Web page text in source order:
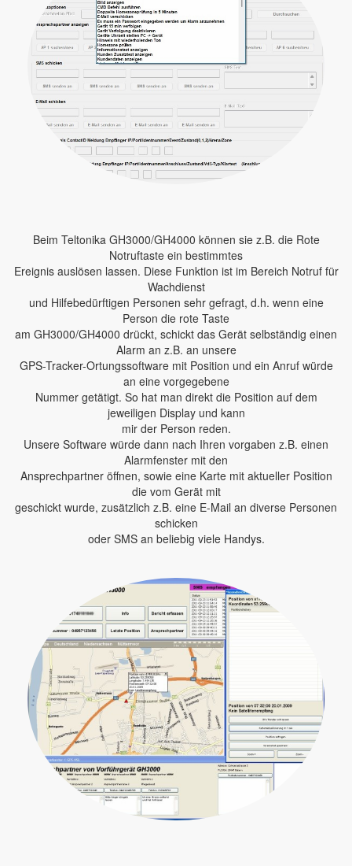
Beim Teltonika GH3000/GH4000 können sie z.B. die Rote
Notruftaste ein bestimmtes
Ereignis auslösen lassen. Diese Funktion ist im Bereich Notruf für
Wachdienst
und Hilfebedürftigen Personen sehr gefragt, d.h. wenn eine
Person die rote Taste
am GH3000/GH4000 drückt, schickt das Gerät selbständig einen
Alarm an z.B. an unsere
GPS-Tracker-Ortungssoftware mit Position und ein Anruf würde
an eine vorgegebene
Nummer getätigt. So hat man direkt die Position auf dem
jeweiligen Display und kann
mir der Person reden.
Unsere Software würde dann nach Ihren vorgaben z.B. einen
Alarmfenster mit den
Ansprechpartner öffnen, sowie eine Karte mit aktueller Position
die vom Gerät mit
geschickt wurde, zusätzlich z.B. eine E-Mail an diverse Personen
schicken
oder SMS an beliebig viele Handys.